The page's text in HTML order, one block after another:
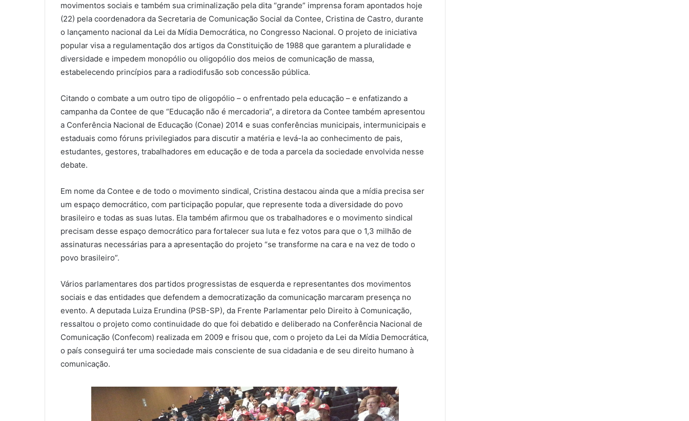
movimentos sociais e também sua criminalização pela dita “grande” imprensa foram apontados hoje
(22) pela coordenadora da Secretaria de Comunicação Social da Contee, Cristina de Castro, durante
o lançamento nacional da Lei da Mídia Democrática, no Congresso Nacional. O projeto de iniciativa
popular visa a regulamentação dos artigos da Constituição de 1988 que garantem a pluralidade e
diversidade e impedem monopólio ou oligopólio dos meios de comunicação de massa,
estabelecendo princípios para a radiodifusão sob concessão pública.
Citando o combate a um outro tipo de oligopólio – o enfrentado pela educação – e enfatizando a
campanha da Contee de que “Educação não é mercadoria”, a diretora da Contee também apresentou
a Conferência Nacional de Educação (Conae) 2014 e suas conferências municipais, intermunicipais e
estaduais como fóruns privilegiados para discutir a matéria e levá-la ao conhecimento de pais,
estudantes, gestores, trabalhadores em educação e de toda a parcela da sociedade envolvida nesse
debate.
Em nome da Contee e de todo o movimento sindical, Cristina destacou ainda que a mídia precisa ser
um espaço democrático, com participação popular, que represente toda a diversidade do povo
brasileiro e todas as suas lutas. Ela também afirmou que os trabalhadores e o movimento sindical
precisam desse espaço democrático para fortalecer sua luta e fez votos para que o 1,3 milhão de
assinaturas necessárias para a apresentação do projeto “se transforme na cara e na vez de todo o
povo brasileiro”.
Vários parlamentares dos partidos progressistas de esquerda e representantes dos movimentos
sociais e das entidades que defendem a democratização da comunicação marcaram presença no
evento. A deputada Luiza Erundina (PSB-SP), da Frente Parlamentar pelo Direito à Comunicação,
ressaltou o projeto como continuidade do que foi debatido e deliberado na Conferência Nacional de
Comunicação (Confecom) realizada em 2009 e frisou que, com o projeto da Lei da Mídia Democrática,
o país conseguirá ter uma sociedade mais consciente de sua cidadania e de seu direito humano à
comunicação.